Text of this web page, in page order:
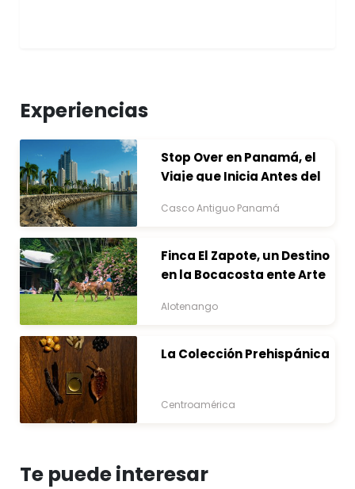
Experiencias
Stop Over en Panamá, el
Viaje que Inicia Antes del
Casco Antiguo Panamá
Finca El Zapote, un Destino
en la Bocacosta ente Arte
Alotenango
La Colección Prehispánica
Centroamérica
Te puede interesar